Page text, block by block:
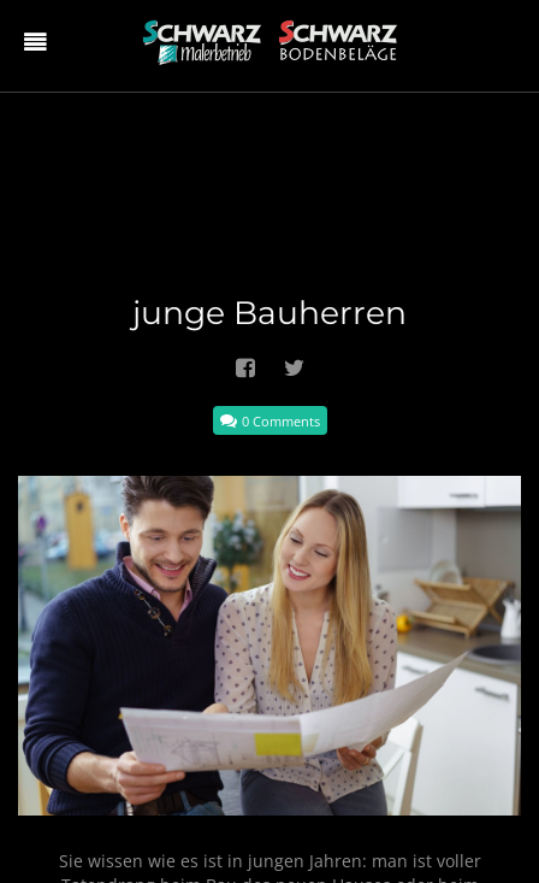
SCHLAGWORT:JUNGE
BAUHERREN
junge Bauherren
0 Comments
Sie wissen wie es ist in jungen Jahren: man ist voller